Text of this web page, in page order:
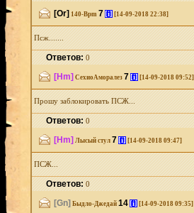
[Or] 140-Bpm 7 [i] [14-09-2018 22:38]
Псж.......
Ответов:0
[Hm] СехиоАморалез 7 [i] [14-09-2018 09:52]
Прошу заблокировать ПСЖ...
Ответов:0
[Hm] Лысый стул 7 [i] [14-09-2018 09:47]
ПСЖ...
Ответов:0
[Gn] Быдло-Джедай 14 [i] [14-09-2018 09:35]